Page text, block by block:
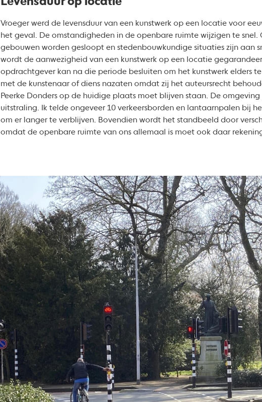
Vroeger werd de levensduur van een kunstwerk op een locatie voor
het geval. De omstandigheden in de openbare ruimte wijzigen te
gebouwen worden gesloopt en stedenbouwkundige situaties zijn aan
wordt de aanwezigheid van een kunstwerk op een locatie
opdrachtgever kan na die periode besluiten om het kunstwerk elders
met de kunstenaar of diens nazaten omdat zij het auteursrecht
Peerke Donders op de huidige plaats moet blijven staan. De
uitstraling. Ik telde ongeveer 10 verkeersborden en lantaarnpalen bij
om er langer te verblijven. Bovendien wordt het standbeeld door
omdat de openbare ruimte van ons allemaal is moet ook daar